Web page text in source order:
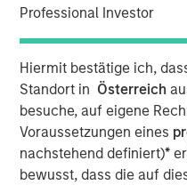
Professional Investor
Hiermit bestätige ich,
Standort in Österreich
besuche, auf eigene
Voraussetzungen eines
nachstehend definiert)*
bewusst, dass die auf
simplify, scale and create
digital commerce. Once
provide Lightspeed
digital economy,
management as well as
provide outstanding